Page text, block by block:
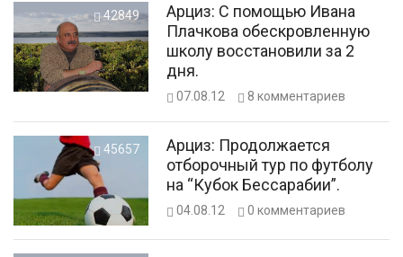
42849
Арциз: С помощью Ивана
Плачкова обескровленную
школу восстановили за 2
дня.
07.08.12 8 комментариев
45657
Арциз: Продолжается
отборочный тур по футболу
на “Кубок Бессарабии”.
04.08.12 0 комментариев